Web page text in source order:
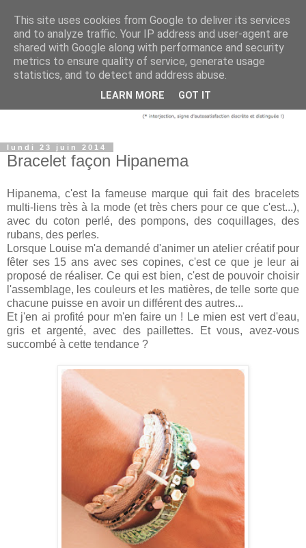
lundi 23 juin 2014
Bracelet façon Hipanema
Hipanema, c'est la fameuse marque qui fait des bracelets
multi-liens très à la mode (et très chers pour ce que c'est...),
avec du coton perlé, des pompons, des coquillages, des
rubans, des perles.
Lorsque Louise m'a demandé d'animer un atelier créatif pour
fêter ses 15 ans avec ses copines, c'est ce que je leur ai
proposé de réaliser. Ce qui est bien, c'est de pouvoir choisir
l'assemblage, les couleurs et les matières, de telle sorte que
chacune puisse en avoir un différent des autres...
Et j'en ai profité pour m'en faire un ! Le mien est vert d'eau,
gris et argenté, avec des paillettes. Et vous, avez-vous
succombé à cette tendance ?
This site uses cookies from Google to deliver its services
and to analyze traffic. Your IP address and user-agent are
shared with Google along with performance and security
metrics to ensure quality of service, generate usage
statistics, and to detect and address abuse.
LEARN MORE GOT IT